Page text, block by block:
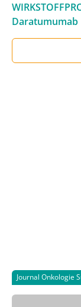
Daratumumab
Journal Onkologie